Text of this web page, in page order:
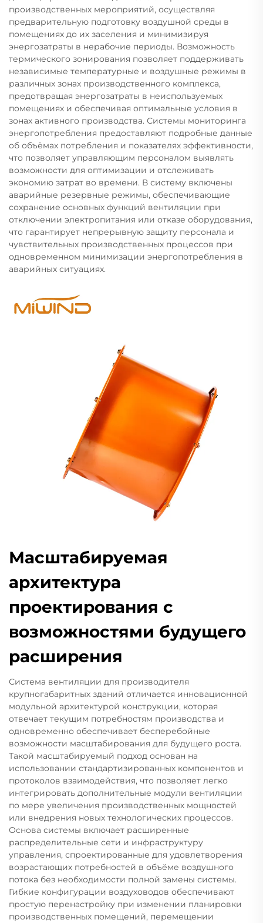
производственных мероприятий, осуществляя
предварительную подготовку воздушной среды в
помещениях до их заселения и минимизируя
энергозатраты в нерабочие периоды. Возможность
термического зонирования позволяет поддерживать
независимые температурные и воздушные режимы в
различных зонах производственного комплекса,
предотвращая энергозатраты в неиспользуемых
помещениях и обеспечивая оптимальные условия в
зонах активного производства. Системы мониторинга
энергопотребления предоставляют подробные данные
об объёмах потребления и показателях эффективности,
что позволяет управляющим персоналом выявлять
возможности для оптимизации и отслеживать
экономию затрат во времени. В систему включены
аварийные резервные режимы, обеспечивающие
сохранение основных функций вентиляции при
отключении электропитания или отказе оборудования,
что гарантирует непрерывную защиту персонала и
чувствительных производственных процессов при
одновременном минимизации энергопотребления в
аварийных ситуациях.
Масштабируемая
архитектура
проектирования с
возможностями будущего
расширения
Система вентиляции для производителя
крупногабаритных зданий отличается инновационной
модульной архитектурой конструкции, которая
отвечает текущим потребностям производства и
одновременно обеспечивает бесперебойные
возможности масштабирования для будущего роста.
Такой масштабируемый подход основан на
использовании стандартизированных компонентов и
протоколов взаимодействия, что позволяет легко
интегрировать дополнительные модули вентиляции
по мере увеличения производственных мощностей
или внедрения новых технологических процессов.
Основа системы включает расширенные
распределительные сети и инфраструктуру
управления, спроектированные для удовлетворения
возрастающих потребностей в объёме воздушного
потока без необходимости полной замены системы.
Гибкие конфигурации воздуховодов обеспечивают
простую перенастройку при изменении планировки
производственных помещений, перемещении